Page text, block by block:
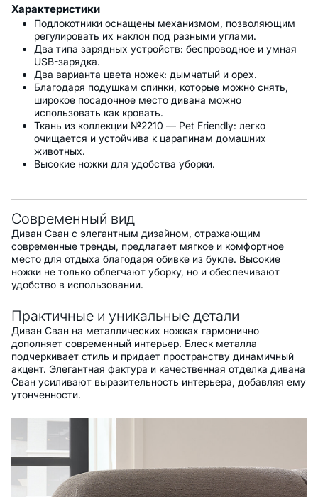
Характеристики
Подлокотники оснащены механизмом, позволяющим
регулировать их наклон под разными углами.
Два типа зарядных устройств: беспроводное и умная
USB-зарядка.
Два варианта цвета ножек: дымчатый и орех.
Благодаря подушкам спинки, которые можно снять,
широкое посадочное место дивана можно
использовать как кровать.
Ткань из коллекции №2210 — Pet Friendly: легко
очищается и устойчива к царапинам домашних
животных.
Высокие ножки для удобства уборки.
Современный вид
Диван Сван с элегантным дизайном, отражающим
современные тренды, предлагает мягкое и комфортное
место для отдыха благодаря обивке из букле. Высокие
ножки не только облегчают уборку, но и обеспечивают
удобство в использовании.
Практичные и уникальные детали
Диван Сван на металлических ножках гармонично
дополняет современный интерьер. Блеск металла
подчеркивает стиль и придает пространству динамичный
акцент. Элегантная фактура и качественная отделка дивана
Сван усиливают выразительность интерьера, добавляя ему
утонченности.